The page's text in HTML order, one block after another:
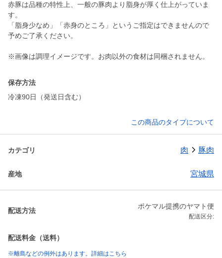
赤豚は品種の特性上、一般の豚肉より脂身が厚く仕上がっていま
す。
「脂身少なめ」「赤身のところ」というご指定はできませんので
予めご了承ください。
※画像は調理イメージです。お肉以外の食材は同梱されません。
保存方法
冷凍90日（発送日含む）
この商品のタイプについて
カテゴリ 肉 豚肉
産地 宮城県
配送方法
ポケマル提携のヤマト便
配送区分:
配送料金（送料）
※離島などの例外はあります。詳細はこちら